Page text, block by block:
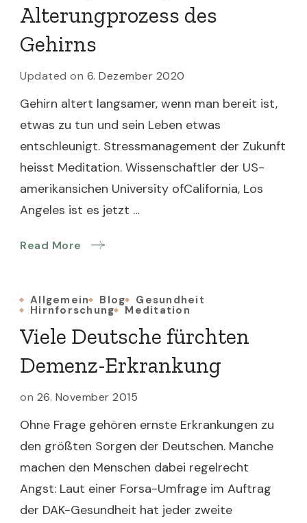
Alterungprozess des
Gehirns
Updated on 6. Dezember 2020
Gehirn altert langsamer, wenn man bereit ist,
etwas zu tun und sein Leben etwas
entschleunigt. Stressmanagement der Zukunft
heisst Meditation. Wissenschaftler der US-
amerikansichen University ofCalifornia, Los
Angeles ist es jetzt …
Read More
Allgemein Blog Gesundheit
Hirnforschung Meditation
Viele Deutsche fürchten
Demenz-Erkrankung
on 26. November 2015
Ohne Frage gehören ernste Erkrankungen zu
den größten Sorgen der Deutschen. Manche
machen den Menschen dabei regelrecht
Angst: Laut einer Forsa-Umfrage im Auftrag
der DAK-Gesundheit hat jeder zweite